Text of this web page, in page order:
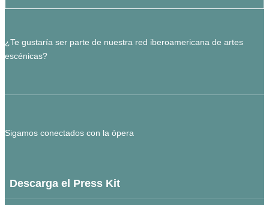
¿Te gustaría ser parte de nuestra red iberoamericana de artes
escénicas?
Sigamos conectados con la ópera
Descarga el Press Kit